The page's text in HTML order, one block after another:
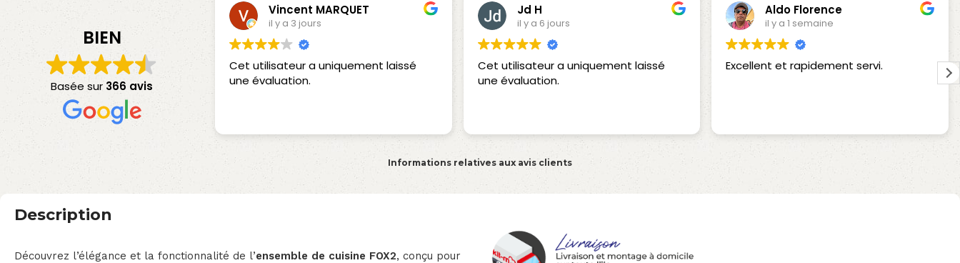
BIEN
Basée sur 366 avis
Vincent MARQUET
il y a 3 jours
Cet utilisateur a uniquement laissé
une évaluation.
Jd H
il y a 6 jours
Cet utilisateur a uniquement laissé
une évaluation.
Aldo Florence
il y a 1 semaine
Excellent et rapidement servi.
Informations relatives aux avis clients
Description
Découvrez l’élégance et la fonctionnalité de l’ensemble de cuisine FOX2, conçu pour